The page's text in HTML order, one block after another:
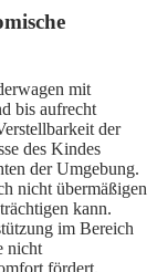
mit
bis aufrecht
der
des Kindes
der Umgebung.
nicht übermäßigen
kann.
im Bereich
nicht
fördert.